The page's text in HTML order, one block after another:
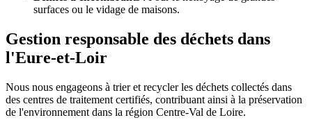
surfaces ou le vidage de maisons.
Gestion responsable des déchets dans
l'Eure-et-Loir
Nous nous engageons à trier et recycler les déchets collectés dans
des centres de traitement certifiés, contribuant ainsi à la préservation
de l'environnement dans la région Centre-Val de Loire.